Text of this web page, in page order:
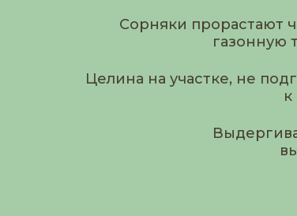
Сорняки прорастают
газонную
Целина на участке, не
к